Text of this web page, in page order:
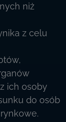
niż
z celu
ich osoby
do osób